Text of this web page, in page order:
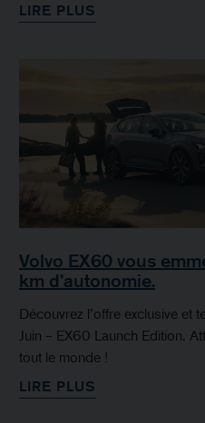
LIRE PLUS
Volvo EX60 vous
km d’autonomie.
Découvrez l’offre exclusive et
Juin – EX60 Launch Edition.
tout le monde !
LIRE PLUS